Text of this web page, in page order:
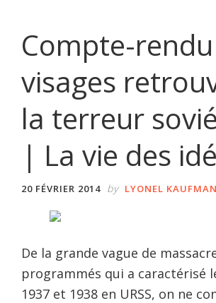
Compte-
visages
la terreur
| La vie des
20 FÉVRIER 2014 by LYONEL
De la grande vague de
programmés qui a caractérisé
1937 et 1938 en URSS, on ne